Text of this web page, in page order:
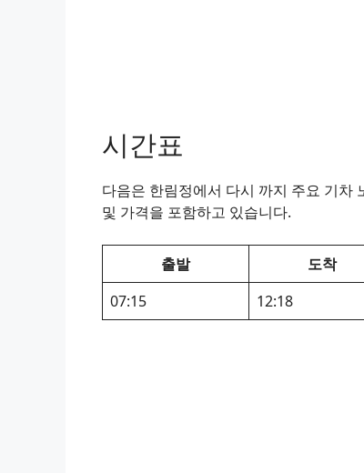
시간표
다음은 한림정에서 다시 까지 주요 기차
및 가격을 포함하고 있습니다.
출발 도착
07:15
12:18